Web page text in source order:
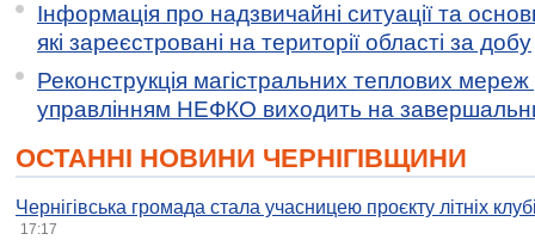
Інформація про надзвичайні ситуації та
які зареєстровані на території області за добу
Реконструкція магістральних теплових мереж
управлінням НЕФКО виходить на
ОСТАННІ НОВИНИ ЧЕРНІГІВЩИНИ
Чернігівська громада стала учасницею проєкту літніх
17:17